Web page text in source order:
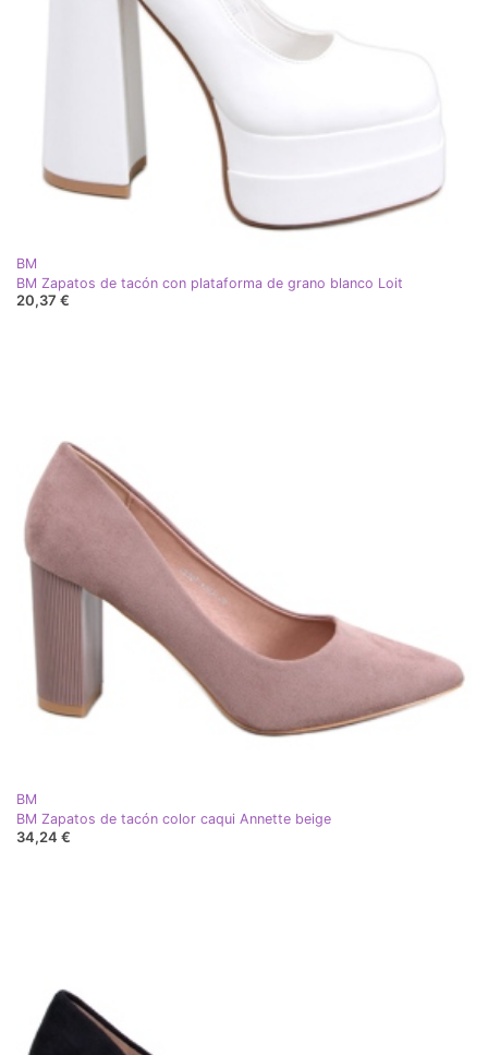
BM
BM Zapatos de tacón con plataforma de grano blanco Loit
20,37 €
BM
BM Zapatos de tacón color caqui Annette beige
34,24 €